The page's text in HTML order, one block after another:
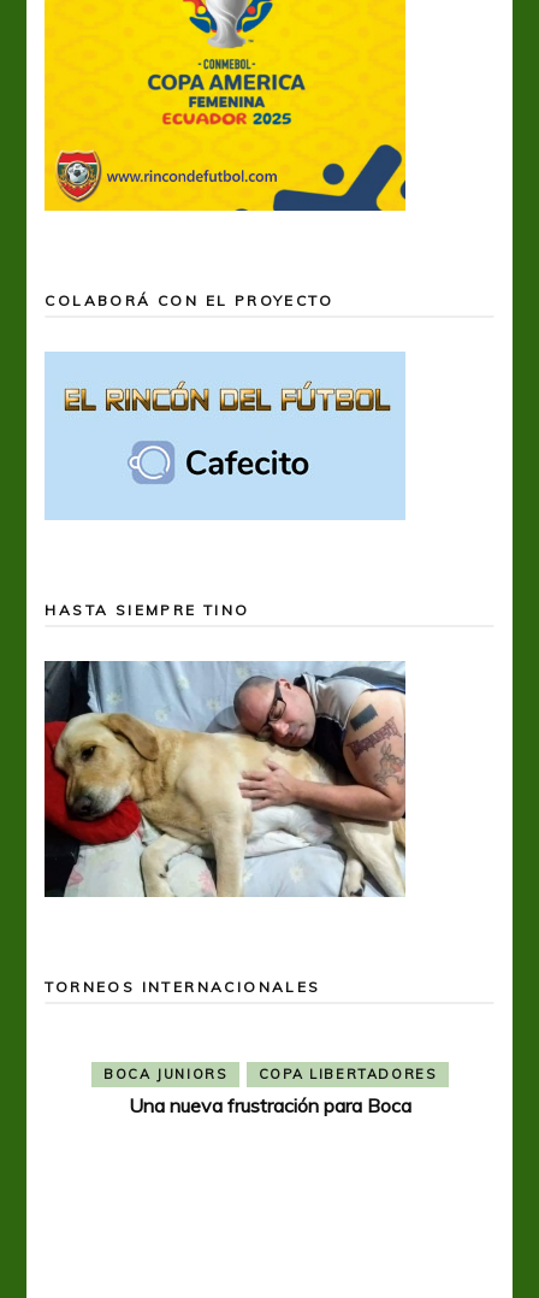
COLABORÁ CON EL PROYECTO
HASTA SIEMPRE TINO
TORNEOS INTERNACIONALES
BOCA JUNIORS COPA LIBERTADORES
Una nueva frustración para Boca